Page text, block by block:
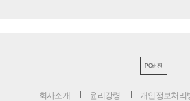
PC버전
회사소개 윤리강령 개인정보처리